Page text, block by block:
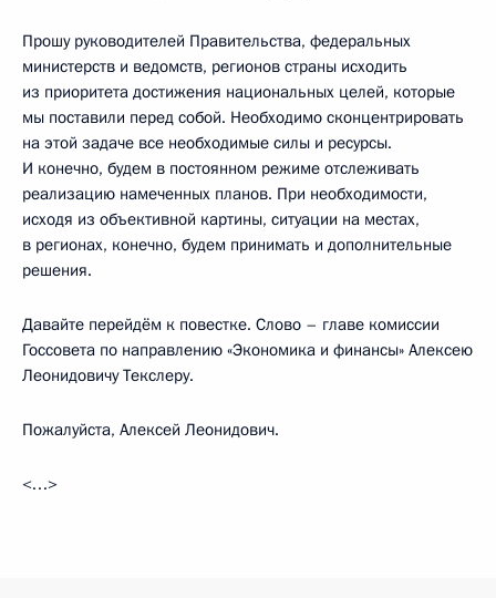
Прошу руководителей Правительства, федеральных
министерств и ведомств, регионов страны исходить
из приоритета достижения национальных целей, которые
мы поставили перед собой. Необходимо сконцентрировать
на этой задаче все необходимые силы и ресурсы.
И конечно, будем в постоянном режиме отслеживать
реализацию намеченных планов. При необходимости,
исходя из объективной картины, ситуации на местах,
в регионах, конечно, будем принимать и дополнительные
решения.
Давайте перейдём к повестке. Слово – главе комиссии
Госсовета по направлению «Экономика и финансы» Алексею
Леонидовичу Текслеру.
Пожалуйста, Алексей Леонидович.
<…>